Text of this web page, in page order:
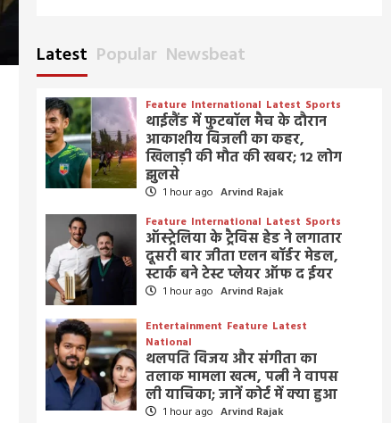
Latest Popular Newsbeat
Feature International Latest Sports
थाईलैंड में फुटबॉल मैच के दौरान
आकाशीय बिजली का कहर,
खिलाड़ी की मौत की खबर; 12 लोग
झुलसे
1 hour ago Arvind Rajak
Feature International Latest Sports
ऑस्ट्रेलिया के ट्रैविस हेड ने लगातार
दूसरी बार जीता एलन बॉर्डर मेडल,
स्टार्क बने टेस्ट प्लेयर ऑफ द ईयर
1 hour ago Arvind Rajak
Entertainment Feature Latest
National
थलपति विजय और संगीता का
तलाक मामला खत्म, पत्नी ने वापस
ली याचिका; जानें कोर्ट में क्या हुआ
1 hour ago Arvind Rajak